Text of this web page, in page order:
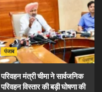
पंजाब
परिवहन मंत्री चीमा ने सार्वजनिक
परिवहन विस्तार की बड़ी घोषणा की